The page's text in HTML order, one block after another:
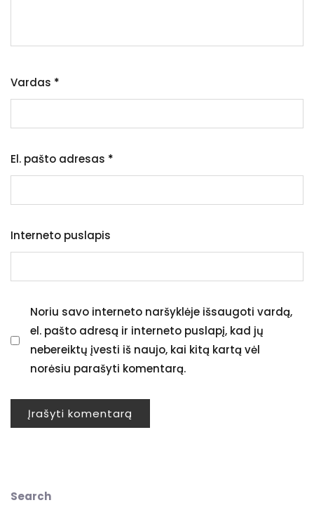
Vardas *
El. pašto adresas *
Interneto puslapis
Noriu savo interneto naršyklėje išsaugoti vardą,
el. pašto adresą ir interneto puslapį, kad jų
nebereiktų įvesti iš naujo, kai kitą kartą vėl
norėsiu parašyti komentarą.
Search